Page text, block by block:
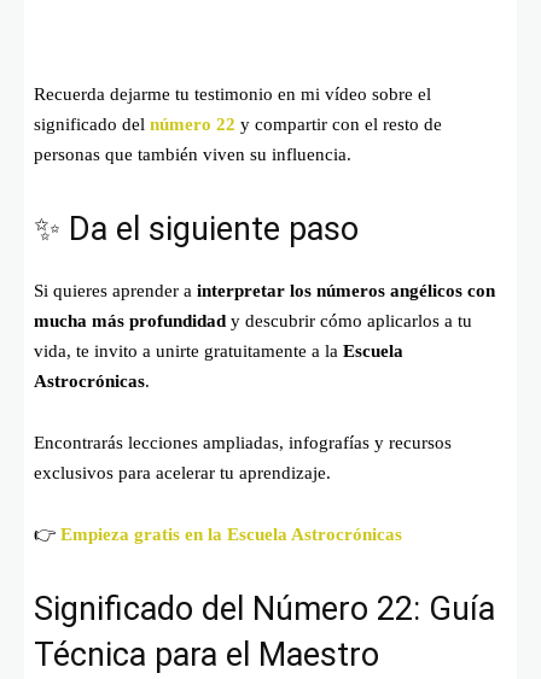
Recuerda dejarme tu testimonio en mi vídeo sobre el
significado del número 22 y compartir con el resto de
personas que también viven su influencia.
✨ Da el siguiente paso
Si quieres aprender a interpretar los números angélicos con
mucha más profundidad y descubrir cómo aplicarlos a tu
vida, te invito a unirte gratuitamente a la Escuela
Astrocrónicas.
Encontrarás lecciones ampliadas, infografías y recursos
exclusivos para acelerar tu aprendizaje.
👉 Empieza gratis en la Escuela Astrocrónicas
Significado del Número 22: Guía
Técnica para el Maestro